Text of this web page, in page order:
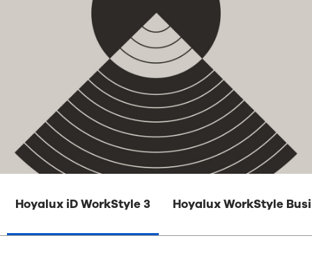
Hoyalux iD WorkStyle 3 Hoyalux WorkStyle